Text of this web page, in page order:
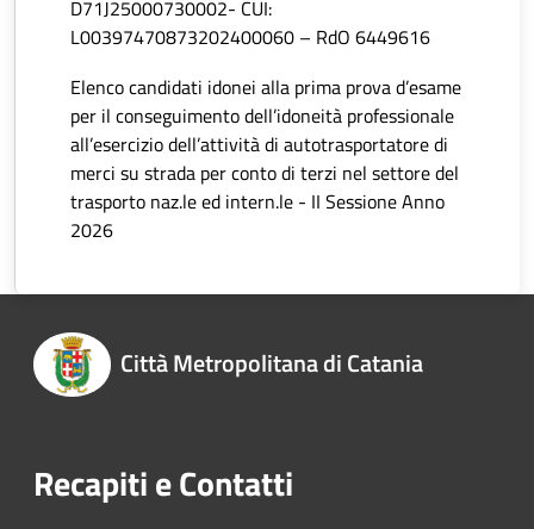
D71J25000730002- CUI:
L00397470873202400060 – RdO 6449616
Elenco candidati idonei alla prima prova d’esame
per il conseguimento dell’idoneità professionale
all’esercizio dell’attività di autotrasportatore di
merci su strada per conto di terzi nel settore del
trasporto naz.le ed intern.le - II Sessione Anno
2026
Città Metropolitana di Catania
Recapiti e Contatti